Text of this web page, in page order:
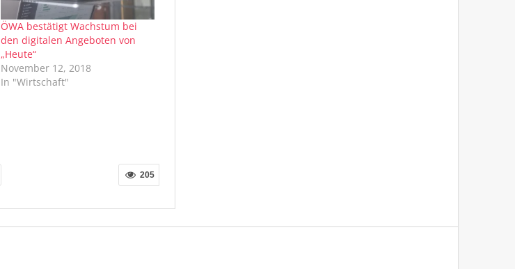
ÖWA bestätigt Wachstum bei
den digitalen Angeboten von
„Heute“
November 12, 2018
In "Wirtschaft"
205